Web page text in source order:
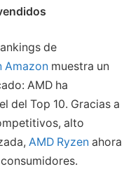
de
Amazon muestra un
AMD ha
del Top 10. Gracias a
alto
AMD Ryzen ahora